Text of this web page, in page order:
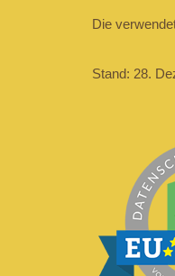
Die
Stand: 28.